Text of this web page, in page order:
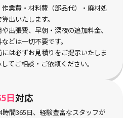
業費・材料費（部品代）・廃材処
出いたします。
出張費、早朝・深夜の追加料金、
どは一切不要です。
は必ずお見積りをご提示いたしま
てご相談・ご依頼ください。
日対応
時間365日、経験豊富なスタッフが